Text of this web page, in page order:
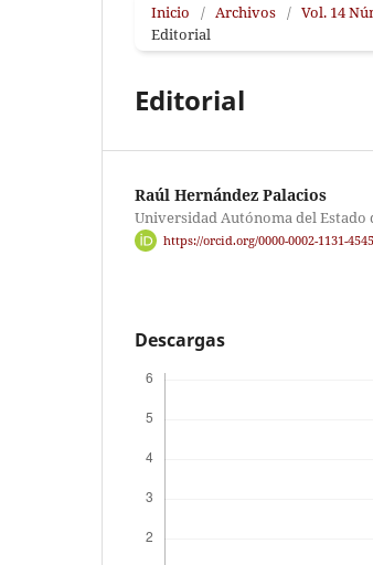
Inicio / Archivos / Vol. 14
Editorial
Editorial
Raúl Hernández Palacios
Universidad Autónoma del Estado
https://orcid.org/0000-0002-1131-4545
Descargas